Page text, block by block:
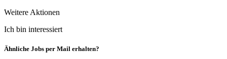
Weitere Aktionen
Ich bin interessiert
Ähnliche Jobs per Mail erhalten?